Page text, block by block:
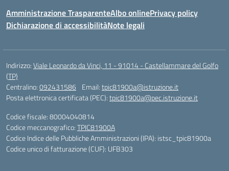
Amministrazione TrasparenteAlbo onlinePrivacy policy
Dichiarazione di accessibilitàNote legali
Indirizzo:Viale Leonardo da Vinci, 11 - 91014 - Castellammare del Golfo
(TP)
Centralino:092431586 Email:tpic81900a@istruzione.it
Posta elettronica certificata (PEC):tpic81900a@pec.istruzione.it
Codice fiscale: 80004040814
Codice meccanografico:TPIC81900A
Codice Indice delle Pubbliche Amministrazioni (IPA): istsc_tpic81900a
Codice unico di fatturazione (CUF): UFB303